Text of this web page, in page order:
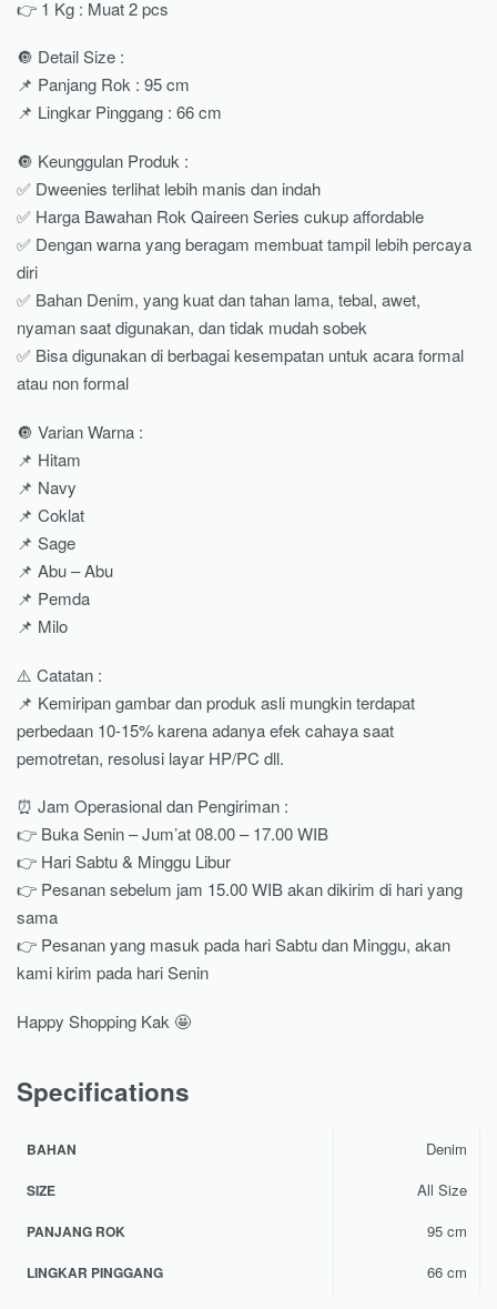
👉 1 Kg : Muat 2 pcs
🔘 Detail Size :
📌 Panjang Rok : 95 cm
📌 Lingkar Pinggang : 66 cm
🔘 Keunggulan Produk :
✅ Dweenies terlihat lebih manis dan indah
✅ Harga Bawahan Rok Qaireen Series cukup affordable
✅ Dengan warna yang beragam membuat tampil lebih percaya
diri
✅ Bahan Denim, yang kuat dan tahan lama, tebal, awet,
nyaman saat digunakan, dan tidak mudah sobek
✅ Bisa digunakan di berbagai kesempatan untuk acara formal
atau non formal
🔘 Varian Warna :
📌 Hitam
📌 Navy
📌 Coklat
📌 Sage
📌 Abu – Abu
📌 Pemda
📌 Milo
⚠️ Catatan :
📌 Kemiripan gambar dan produk asli mungkin terdapat
perbedaan 10-15% karena adanya efek cahaya saat
pemotretan, resolusi layar HP/PC dll.
⏰ Jam Operasional dan Pengiriman :
👉 Buka Senin – Jum’at 08.00 – 17.00 WIB
👉 Hari Sabtu & Minggu Libur
👉 Pesanan sebelum jam 15.00 WIB akan dikirim di hari yang
sama
👉 Pesanan yang masuk pada hari Sabtu dan Minggu, akan
kami kirim pada hari Senin
Happy Shopping Kak 🤩
Specifications
BAHAN Denim
SIZE All Size
PANJANG ROK 95 cm
LINGKAR PINGGANG 66 cm